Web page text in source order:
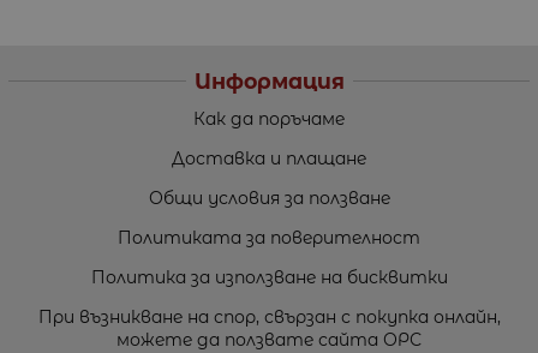
Информация
Как да поръчаме
Доставка и плащане
Общи условия за ползване
Политиката за поверителност
Политика за използване на бисквитки
При възникване на спор, свързан с покупка онлайн,
можете да ползвате сайта ОРС